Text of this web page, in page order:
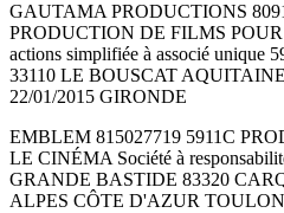
GAUTAMA PRODUCTIONS
PRODUCTION DE FILMS
actions simplifiée à associé
33110 LE BOUSCAT
22/01/2015 GIRONDE
EMBLEM 815027719 5911C
LE CINÉMA Société à
GRANDE BASTIDE 83320
ALPES CÔTE D'AZUR TOULON